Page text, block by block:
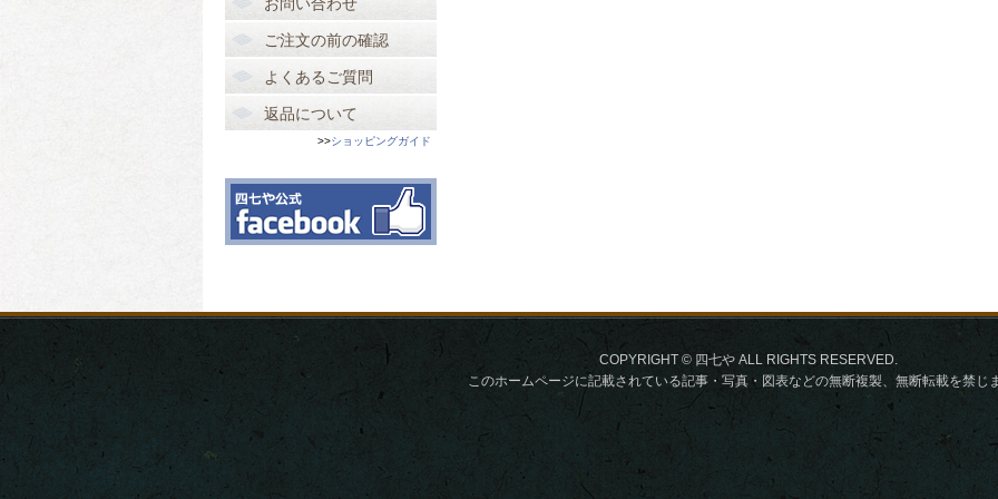
ご注文の前の確認
よくあるご質問
返品について
>>ショッピングガイド
COPYRIGHT © 四七や ALL RIGHTS RESERVED.
このホームページに記載されている記事・写真・図表などの無断複製、無断転載を禁じ